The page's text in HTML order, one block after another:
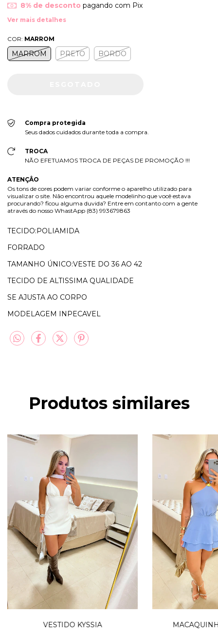
8% de desconto pagando com Pix
Ver mais detalhes
COR: MARROM
MARROM PRETO BORDO
Compra protegida
Seus dados cuidados durante toda a compra.
TROCA
NÃO EFETUAMOS TROCA DE PEÇAS DE PROMOÇÃO !!!
ATENÇÂO
Os tons de cores podem variar conforme o aparelho utilizado para
visualizar o site. Não encontrou aquele modelinho que você estava
procurando? ficou alguma duvida? Entre em contanto com a gente
através do nosso WhastApp (83) 993679863
TECIDO:POLIAMIDA
FORRADO
TAMANHO ÚNICO:VESTE DO 36 AO 42
TECIDO DE ALTISSIMA QUALIDADE
SE AJUSTA AO CORPO
MODELAGEM INPECAVEL
Produtos similares
VESTIDO KYSSIA